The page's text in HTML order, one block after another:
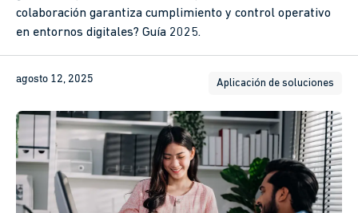
colaboración garantiza cumplimiento y control operativo
en entornos digitales? Guía 2025.
agosto 12, 2025 Aplicación de soluciones